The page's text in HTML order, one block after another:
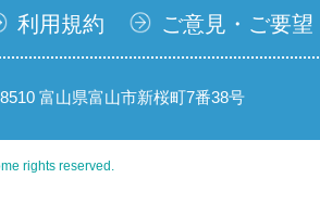
利用規約 ご意見・ご要望
富山県富山市新桜町7番38号
rights reserved.